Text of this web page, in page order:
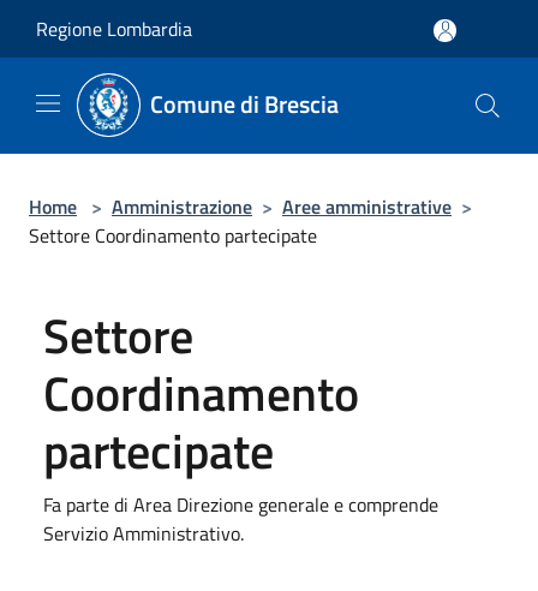
Regione Lombardia
Comune di Brescia
Home > Amministrazione > Aree amministrative >
Settore Coordinamento partecipate
Settore
Coordinamento
partecipate
Fa parte di Area Direzione generale e comprende
Servizio Amministrativo.